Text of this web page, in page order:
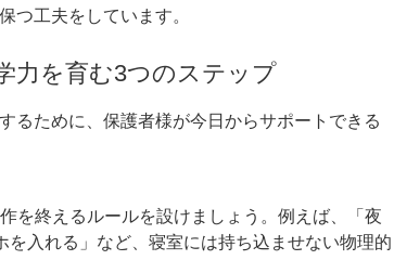
つ工夫をしています。
力を育む3つのステップ
るために、保護者様が今日からサポートできる
を終えるルールを設けましょう。例えば、「夜
入れる」など、寝室には持ち込ませない物理的